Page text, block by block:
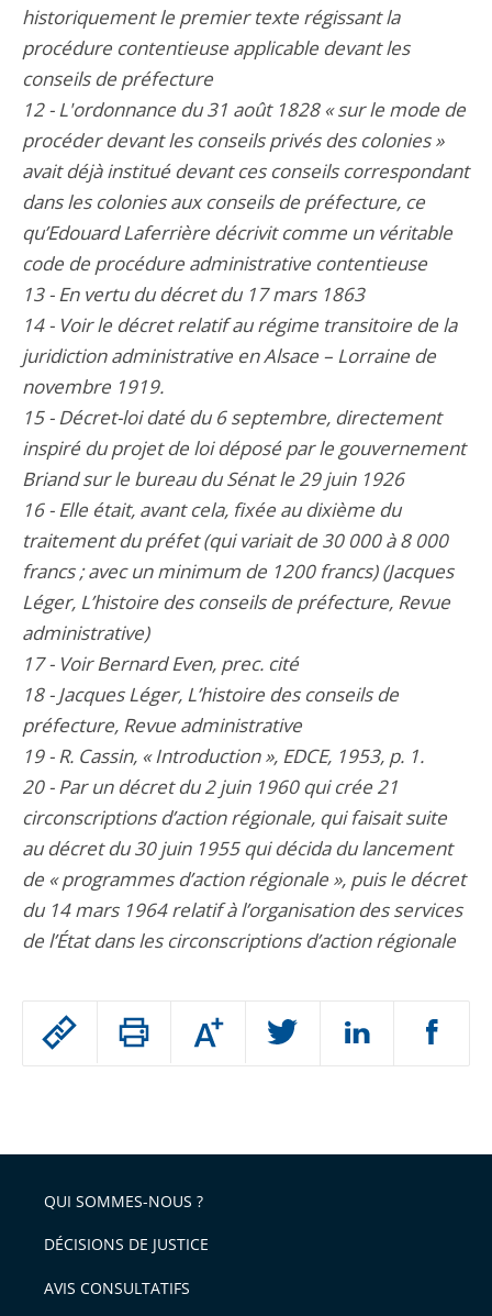
Passer
arriver
après
Augmenter
ou
l'article
pour
avant
historiquement le premier texte régissant la
procédure contentieuse applicable devant les
conseils de préfecture
12 - L'ordonnance du 31 août 1828 « sur le mode de
procéder devant les conseils privés des colonies »
avait déjà institué devant ces conseils correspondant
dans les colonies aux conseils de préfecture, ce
qu’Edouard Laferrière décrivit comme un véritable
code de procédure administrative contentieuse
13 - En vertu du décret du 17 mars 1863
14 - Voir le décret relatif au régime transitoire de la
juridiction administrative en Alsace – Lorraine de
novembre 1919.
15 - Décret-loi daté du 6 septembre, directement
inspiré du projet de loi déposé par le gouvernement
Briand sur le bureau du Sénat le 29 juin 1926
16 - Elle était, avant cela, fixée au dixième du
traitement du préfet (qui variait de 30 000 à 8 000
francs ; avec un minimum de 1200 francs) (Jacques
Léger, L’histoire des conseils de préfecture, Revue
administrative)
17 - Voir Bernard Even, prec. cité
18 - Jacques Léger, L’histoire des conseils de
préfecture, Revue administrative
19 - R. Cassin, « Introduction », EDCE, 1953, p. 1.
20 - Par un décret du 2 juin 1960 qui crée 21
circonscriptions d’action régionale, qui faisait suite
au décret du 30 juin 1955 qui décida du lancement
de « programmes d’action régionale », puis le décret
du 14 mars 1964 relatif à l’organisation des services
de l’État dans les circonscriptions d’action régionale
QUI SOMMES-NOUS ?
DÉCISIONS DE JUSTICE
AVIS CONSULTATIFS